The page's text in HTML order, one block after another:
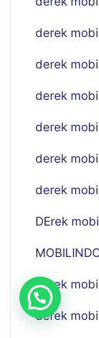
derek
derek
derek
derek
derek
derek
DErek
derek
derek